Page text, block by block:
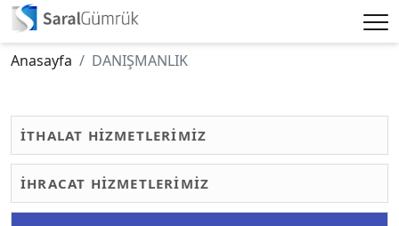
Anasayfa DANIŞMANLIK
İTHALAT HİZMETLERİMİZ
İHRACAT HİZMETLERİMİZ